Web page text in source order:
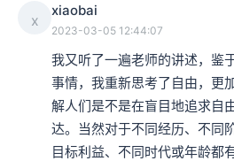
x
xiaobai
2023-03-05 12:44:07
我又听了一遍老师的讲述，鉴
事情，我重新思考了自由，更
解人们是不是在盲目地追求自
达。当然对于不同经历、不同
目标利益、不同时代或年龄都